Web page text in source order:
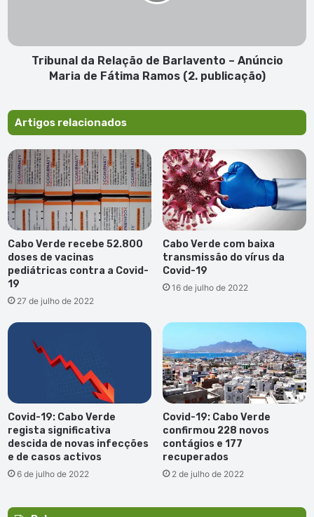
de
FátimaTribunal da Relação de Barlavento – Anúncio
Maria de Fátima Ramos (2. publicação)
Artigos relacionados
Cabo Verde recebe 52.800
doses de vacinas
pediátricas contra a Covid-
19
27 de julho de 2022
Cabo Verde com baixa
transmissão do vírus da
Covid-19
16 de julho de 2022
Covid-19: Cabo Verde
regista significativa
descida de novas infecções
e de casos activos
6 de julho de 2022
Covid-19: Cabo Verde
confirmou 228 novos
contágios e 177
recuperados
2 de julho de 2022